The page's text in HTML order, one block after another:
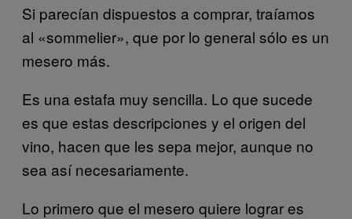
Si parecían dispuestos a comprar, traíamos
al «sommelier», que por lo general sólo es un
mesero más.
Es una estafa muy sencilla. Lo que sucede
es que estas descripciones y el origen del
vino, hacen que les sepa mejor, aunque no
sea así necesariamente.
Lo primero que el mesero quiere lograr es